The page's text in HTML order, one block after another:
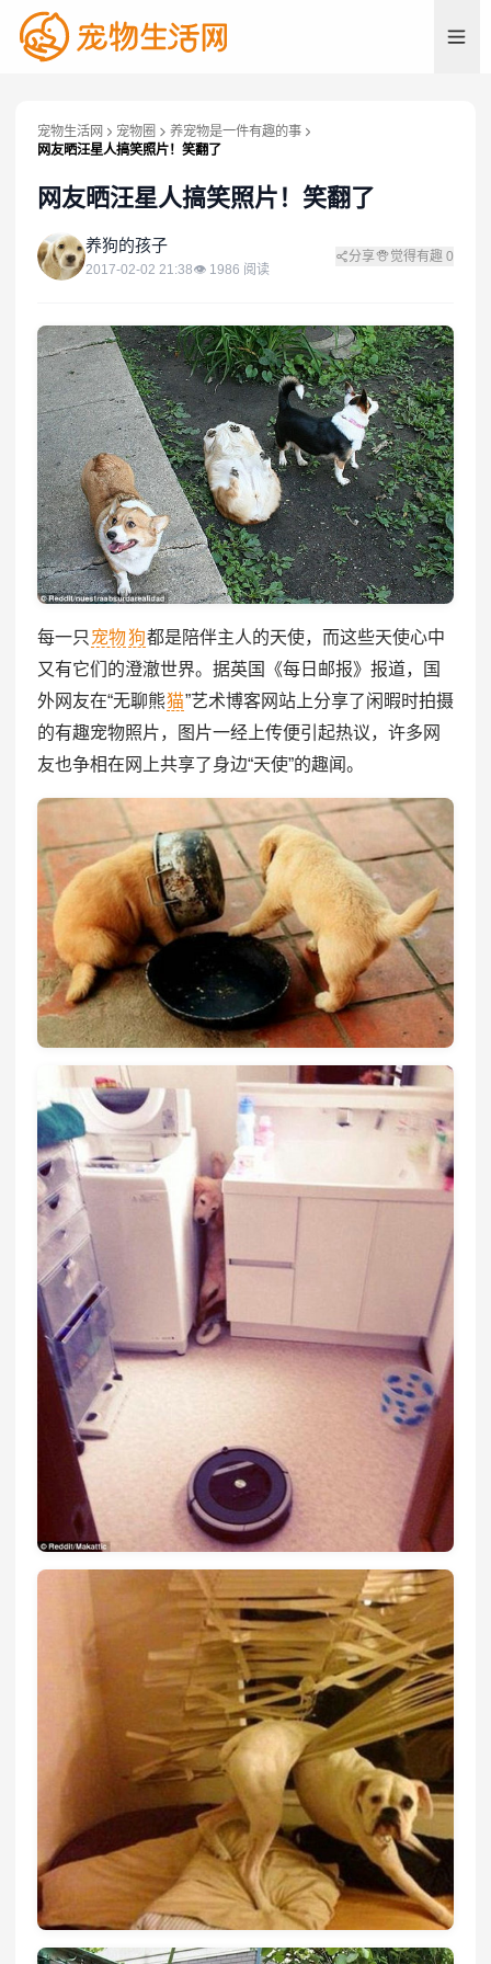
宠物生活网 宠物圈
养宠物是一件有趣的事
网友晒汪星人搞笑照片！笑翻了
网友晒汪星人搞笑照片！笑翻了
养 养狗的孩子
2017-02-02 21:38👁 1986 阅读
分享 觉得有趣 0
每一只 宠物狗都是陪伴主人的天使，而这些天使心中
又有它们的澄澈世界。据英国《每日邮报》报道，国
外网友在“无聊熊猫”艺术博客网站上分享了闲暇时拍摄
的有趣宠物照片，图片一经上传便引起热议，许多网
友也争相在网上共享了身边“天使”的趣闻。